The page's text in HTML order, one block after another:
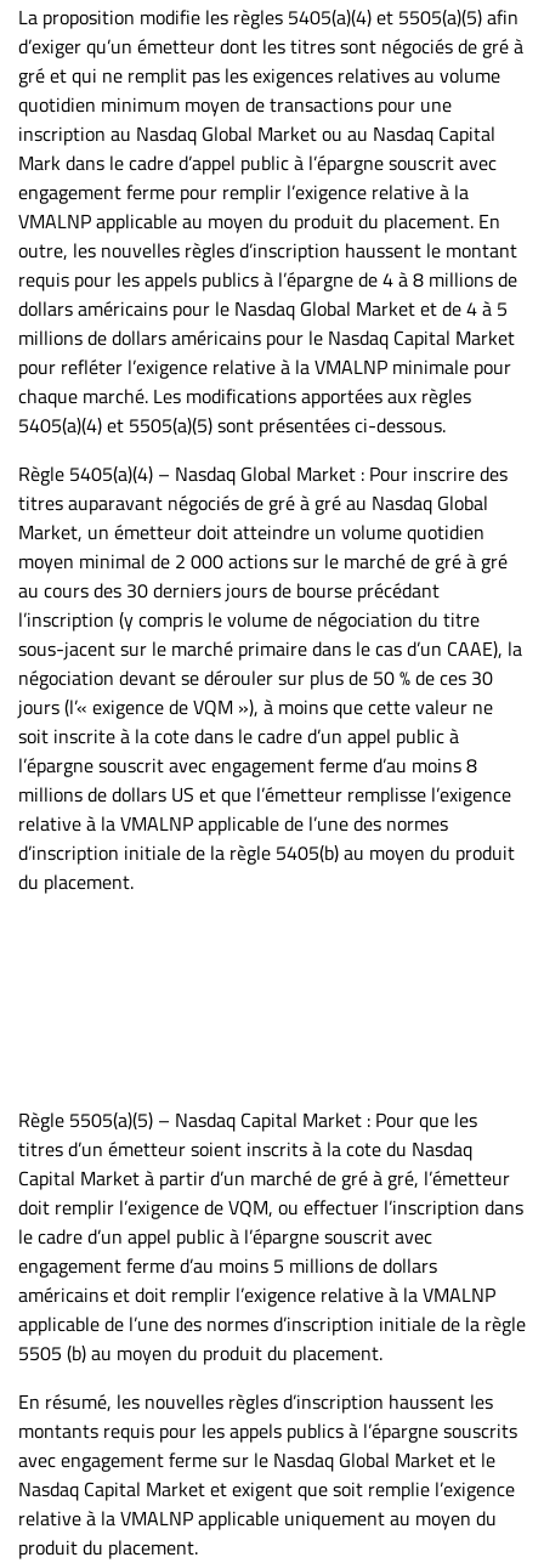
La proposition modifie les règles 5405(a)(4) et 5505(a)(5) afin
d’exiger qu’un émetteur dont les titres sont négociés de gré à
gré et qui ne remplit pas les exigences relatives au volume
quotidien minimum moyen de transactions pour une
inscription au Nasdaq Global Market ou au Nasdaq Capital
Mark dans le cadre d’appel public à l’épargne souscrit avec
engagement ferme pour remplir l’exigence relative à la
VMALNP applicable au moyen du produit du placement. En
outre, les nouvelles règles d’inscription haussent le montant
requis pour les appels publics à l’épargne de 4 à 8 millions de
dollars américains pour le Nasdaq Global Market et de 4 à 5
millions de dollars américains pour le Nasdaq Capital Market
pour refléter l’exigence relative à la VMALNP minimale pour
chaque marché. Les modifications apportées aux règles
5405(a)(4) et 5505(a)(5) sont présentées ci-dessous.
Règle 5405(a)(4) – Nasdaq Global Market : Pour inscrire des
titres auparavant négociés de gré à gré au Nasdaq Global
Market, un émetteur doit atteindre un volume quotidien
moyen minimal de 2 000 actions sur le marché de gré à gré
au cours des 30 derniers jours de bourse précédant
l’inscription (y compris le volume de négociation du titre
sous-jacent sur le marché primaire dans le cas d’un CAAE), la
négociation devant se dérouler sur plus de 50 % de ces 30
jours (l’« exigence de VQM »), à moins que cette valeur ne
soit inscrite à la cote dans le cadre d’un appel public à
l’épargne souscrit avec engagement ferme d’au moins 8
millions de dollars US et que l’émetteur remplisse l’exigence
relative à la VMALNP applicable de l’une des normes
d’inscription initiale de la règle 5405(b) au moyen du produit
du placement.
Règle 5505(a)(5) – Nasdaq Capital Market : Pour que les
titres d’un émetteur soient inscrits à la cote du Nasdaq
Capital Market à partir d’un marché de gré à gré, l’émetteur
doit remplir l’exigence de VQM, ou effectuer l’inscription dans
le cadre d’un appel public à l’épargne souscrit avec
engagement ferme d’au moins 5 millions de dollars
américains et doit remplir l’exigence relative à la VMALNP
applicable de l’une des normes d’inscription initiale de la règle
5505 (b) au moyen du produit du placement.
En résumé, les nouvelles règles d’inscription haussent les
montants requis pour les appels publics à l’épargne souscrits
avec engagement ferme sur le Nasdaq Global Market et le
Nasdaq Capital Market et exigent que soit remplie l’exigence
relative à la VMALNP applicable uniquement au moyen du
produit du placement.